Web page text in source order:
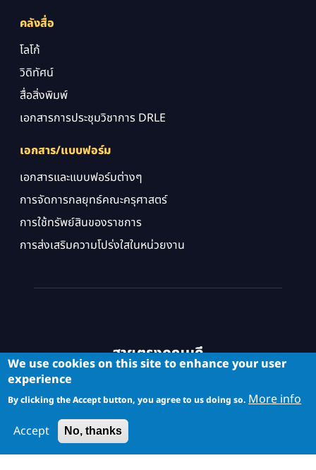
คลังสื่อ
โลโก้
วิดิทัศน์
สื่อสิ่งพิมพ์
เอกสารการประชุมวิชาการ DRLE
เอกสาร/แบบฟอร์ม
เอกสารและแบบฟอร์มต่างๆ
การจัดการกลยุทธ์คณะครุศาสตร์
การใช้ทรัพย์สินของราชการ
การส่งเสริมความโปร่งใสในหน่วยงาน
สายตรงคณบดี
We use cookies on this site to enhance your user
experience
By clicking the Accept button, you agree to us doing so. More info
Accept
No, thanks